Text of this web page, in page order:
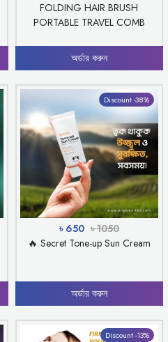
FOLDING HAIR BRUSH
PORTABLE TRAVEL COMB
অর্ডার করুন
Discount -38%
৳ 650 ৳ 1050
🔥 Secret Tone-up Sun Cream
অর্ডার করুন
Discount -13%